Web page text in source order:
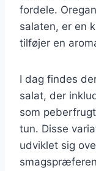
fordele.
salaten, er en
tilføjer en
I dag findes
salat, der
som
tun. Disse
udviklet sig